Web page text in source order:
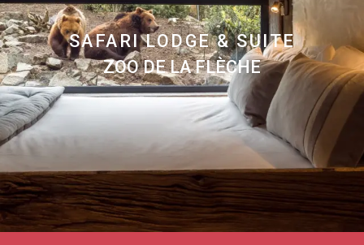
SAFARI LODGE & SUITE
ZOO DE LA FLÈCHE